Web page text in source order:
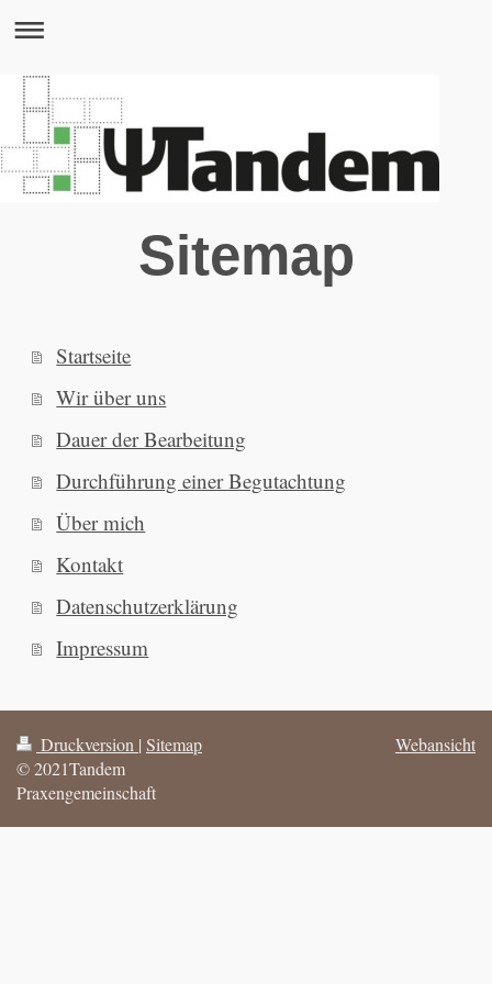
Sitemap
Startseite
Wir über uns
Dauer der Bearbeitung
Durchführung einer Begutachtung
Über mich
Kontakt
Datenschutzerklärung
Impressum
Druckversion | Sitemap
© 2021Tandem
Praxengemeinschaft
Webansicht